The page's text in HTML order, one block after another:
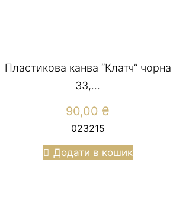
Пластикова канва “Клатч” чорна
33,...
90,00 ₴
023215
Додати в кошик